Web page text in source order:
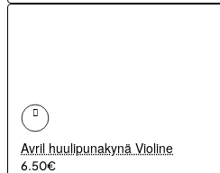
Avril huulipunakynä Violine
6.50€